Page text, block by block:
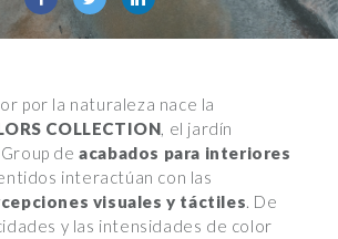
por la naturaleza nace la
COLLECTION, el jardín
deacabados para interiores
interactúan con las
visuales y táctiles. De
y las intensidades de color